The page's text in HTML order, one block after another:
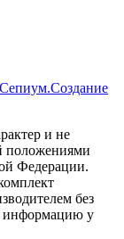
Создание
и не
положениями
Федерации.
без
информацию у